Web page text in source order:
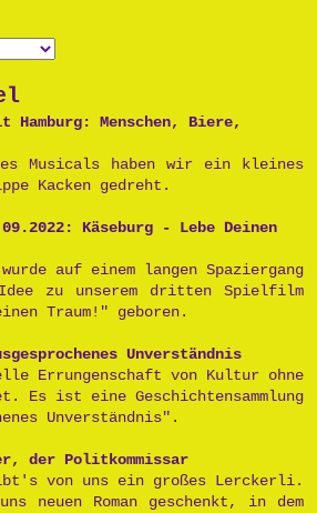
Hamburg: Menschen, Biere,
Musicals haben wir ein kleines
Kacken gedreht.
Käseburg - Lebe Deinen
auf einem langen Spaziergang
zu unserem dritten Spielfilm
Traum!" geboren.
Unverständnis
Errungenschaft von Kultur ohne
Es ist eine Geschichtensammlung
Unverständnis".
der Politkommissar
von uns ein großes Lerckerli.
neuen Roman geschenkt, in dem